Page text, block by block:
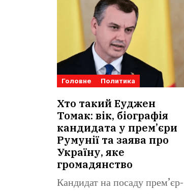
Головне Политика
Хто такий Еуджен
Томак: вік, біографія
кандидата у прем’єри
Румунії та заява про
Україну, яке
громадянство
Кандидат на посаду прем’єр-